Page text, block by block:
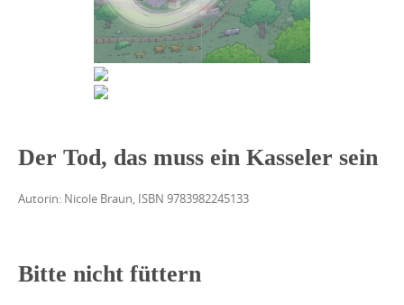
Der Tod, das muss ein Kasseler sein
Autorin: Nicole Braun, ISBN 9783982245133
Bitte nicht füttern